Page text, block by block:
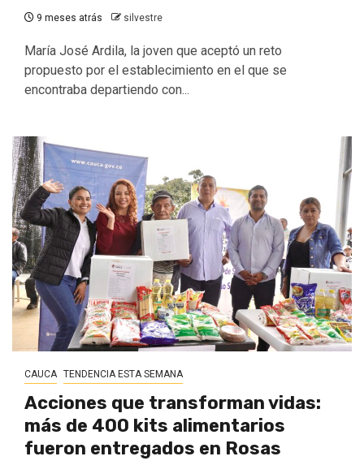
9 meses atrás silvestre
María José Ardila, la joven que aceptó un reto
propuesto por el establecimiento en el que se
encontraba departiendo con...
CAUCA TENDENCIA ESTA SEMANA
Acciones que transforman vidas:
más de 400 kits alimentarios
fueron entregados en Rosas